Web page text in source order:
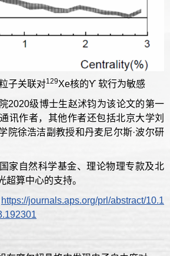
子关联对129Xe核的ϒ 软行为敏感
2020级博士生赵沭钧为该论文的第一
讯作者，其他作者还包括北京大学刘
院徐浩洁副教授和丹麦尼尔斯·波尔研
家自然科学基金、理论物理专款及北
超算中心的支持。
https://journals.aps.org/prl/abstract/10.1